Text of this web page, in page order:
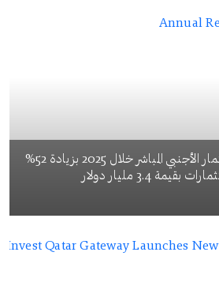
قطر تحقق نموًا في الاستثمار الأجنبي المباشر خلال 2025 بزيادة 52%
3.4 مليار دولار